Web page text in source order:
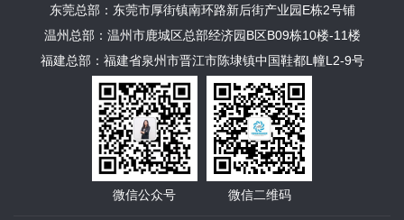
东莞总部：东莞市厚街镇南环路新后街产业园E栋2号铺
温州总部：温州市鹿城区总部经济园B区B09栋10楼-11楼
福建总部：福建省泉州市晋江市陈埭镇中国鞋都L幢L2-9号
微信二维码
微信公众号